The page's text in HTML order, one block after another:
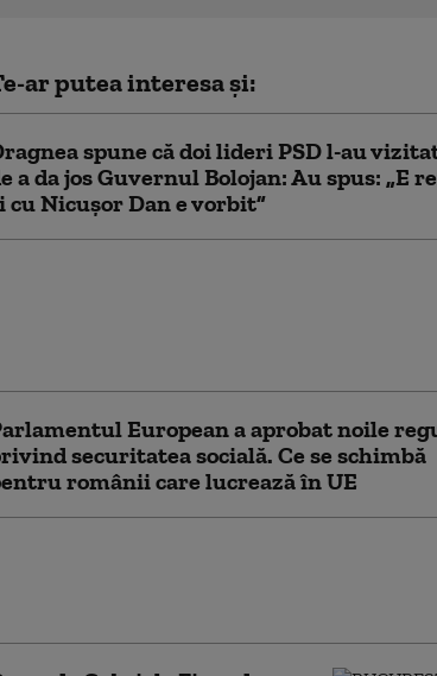
ar putea interesa și:
spune că doi lideri PSD l-au
a da jos Guvernul Bolojan: Au spus: „E
cu Nicușor Dan e vorbit”
European a aprobat noile
securitatea socială. Ce se schimbă
românii care lucrează în UE